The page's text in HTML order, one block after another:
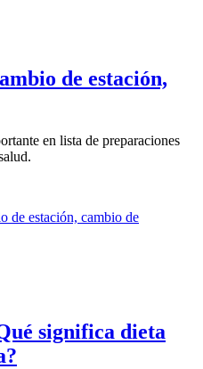
de estación,
en lista de preparaciones
significa dieta